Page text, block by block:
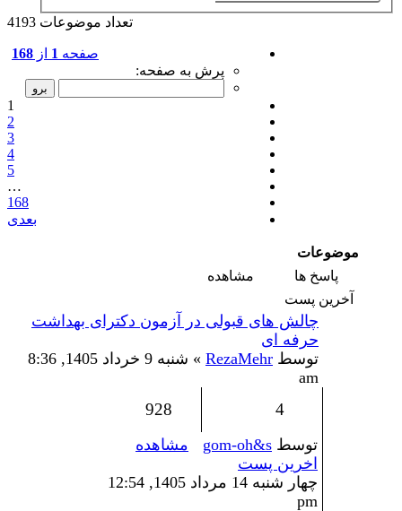
تعداد موضوعات 4193
صفحه 1 از 168
پرش به صفحه:
1
2
3
4
5
…
168
بعدی
موضوعات
پاسخ ها
مشاهده
آخرین پست
چالش های قبولی در آزمون دکترای بهداشت
حرفه ای
توسط RezaMehr
» شنبه 9 خرداد 1405, 8:36
am
4
928
توسط gom-oh&s
مشاهده
اخرین پست
چهار شنبه 14 مرداد 1405, 12:54
pm